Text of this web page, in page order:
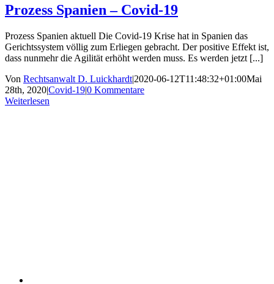
Prozess Spanien – Covid-19
Prozess Spanien aktuell Die Covid-19 Krise hat in Spanien das
Gerichtssystem völlig zum Erliegen gebracht. Der positive Effekt ist,
dass nunmehr die Agilität erhöht werden muss. Es werden jetzt [...]
Von Rechtsanwalt D. Luickhardt|2020-06-12T11:48:32+01:00Mai
28th, 2020|Covid-19|0 Kommentare
Weiterlesen